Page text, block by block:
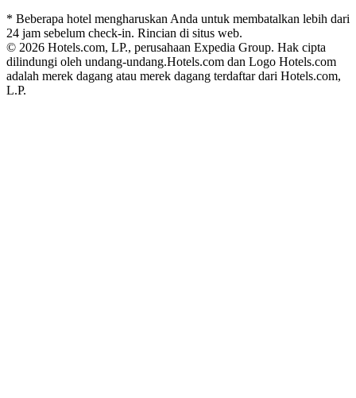
* Beberapa hotel mengharuskan Anda untuk membatalkan lebih dari
24 jam sebelum check-in. Rincian di situs web.
© 2026 Hotels.com, LP., perusahaan Expedia Group. Hak cipta
dilindungi oleh undang-undang.Hotels.com dan Logo Hotels.com
adalah merek dagang atau merek dagang terdaftar dari Hotels.com,
L.P.